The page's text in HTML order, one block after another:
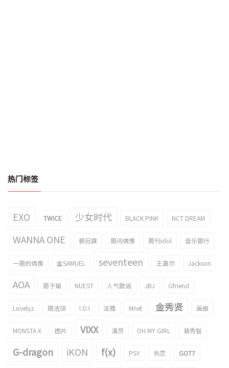
热门标签
EXO TWICE 少女时代 BLACK PINK NCT DREAM
WANNA ONE 赖冠霖 周间偶像 周刊idol 音乐银行
一周的偶像 金SAMUEL seventeen 王嘉尔 Jackson
AOA 周子瑜 NUEST 人气歌谣 JBJ Gfriend
Lovelyz 周洁琼 I.O.I 泫雅 Mnet 金秀贤 画报
MONSTA X 图片 VIXX 演员 OH MY GIRL 裴秀智
G-dragon iKON f(x) PSY 热恋 GOT7